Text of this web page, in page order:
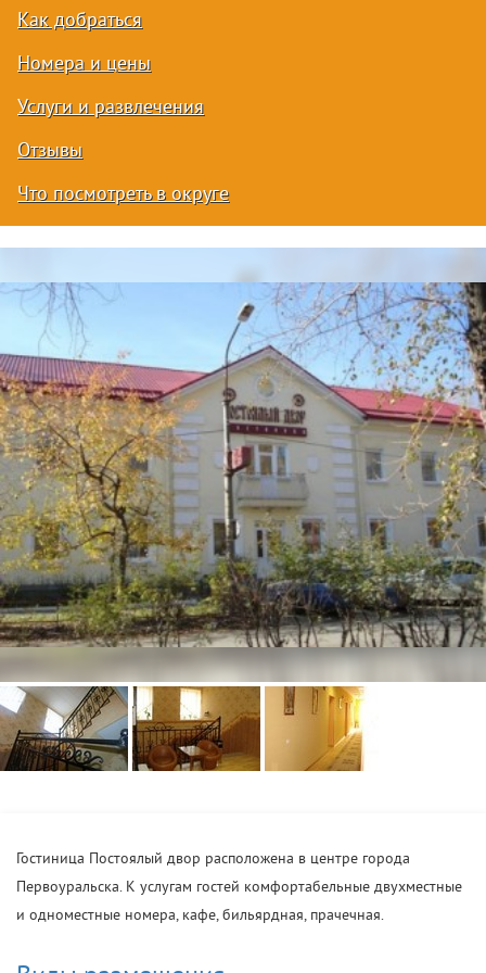
Как добраться
Номера и цены
Услуги и развлечения
Отзывы
Что посмотреть в округе
Гостиница Постоялый двор расположена в центре города
Первоуральска. К услугам гостей комфортабельные двухместные
и одноместные номера, кафе, бильярдная, прачечная.